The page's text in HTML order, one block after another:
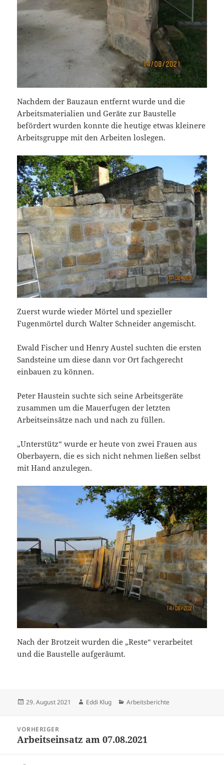
Nachdem der Bauzaun entfernt wurde und die
Arbeitsmaterialien und Geräte zur Baustelle
befördert wurden konnte die heutige etwas kleinere
Arbeitsgruppe mit den Arbeiten loslegen.
Zuerst wurde wieder Mörtel und spezieller
Fugenmörtel durch Walter Schneider angemischt.
Ewald Fischer und Henry Austel suchten die ersten
Sandsteine um diese dann vor Ort fachgerecht
einbauen zu können.
Peter Haustein suchte sich seine Arbeitsgeräte
zusammen um die Mauerfugen der letzten
Arbeitseinsätze nach und nach zu füllen.
„Unterstütz“ wurde er heute von zwei Frauen aus
Oberbayern, die es sich nicht nehmen ließen selbst
mit Hand anzulegen.
Nach der Brotzeit wurden die „Reste“ verarbeitet
und die Baustelle aufgeräumt.
Veröffentlicht
29. August 2021 Autor
Eddi Klug Kategorien
Arbeitsberichte
VORHERIGER
Vorheriger
Arbeitseinsatz am 07.08.2021